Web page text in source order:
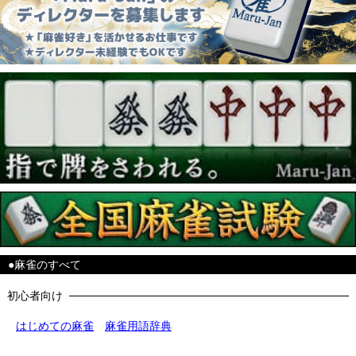
●麻雀のすべて
初心者向け
はじめての麻雀 麻雀用語辞典